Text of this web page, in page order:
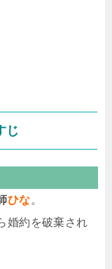
じ
ひな。
婚約を破棄され